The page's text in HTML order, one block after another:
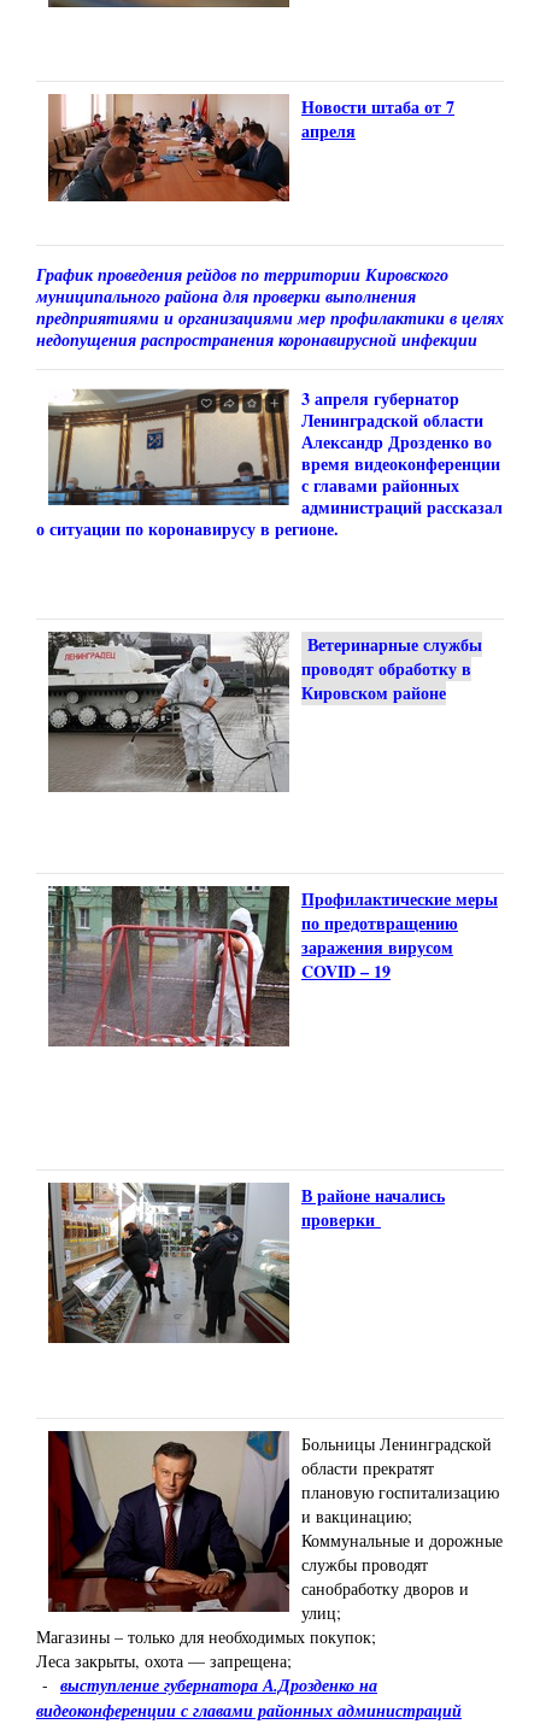
Новости штаба от 7
апреля
График проведения рейдов по территории Кировского
муниципального района для проверки выполнения
предприятиями и организациями мер профилактики в целях
недопущения распространения коронавирусной инфекции
3 апреля губернатор
Ленинградской области
Александр Дрозденко во
время видеоконференции
с главами районных
администраций рассказал
о ситуации по коронавирусу в регионе.
Ветеринарные службы
проводят обработку в
Кировском районе
Профилактические меры
по предотвращению
заражения вирусом
COVID – 19
В районе начались
проверки
Больницы Ленинградской
области прекратят
плановую госпитализацию
и вакцинацию;
Коммунальные и дорожные
службы проводят
санобработку дворов и
улиц;
Магазины – только для необходимых покупок;
Леса закрыты, охота — запрещена;
- выступление губернатора А.Дрозденко на
видеоконференции с главами районных администраций